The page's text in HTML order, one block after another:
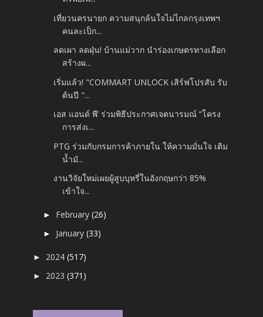
เที่ยวนครนายก ความสนุกล้นใจไม่ไกลกรุงเทพฯ
คนละเป็ก...
ลดเผา ลดฝุ่น! บ้านแม่วาก นำร่องเกษตรทางเลือก
สร้างผ...
เริ่มแล้ว! "COMMART UNLOCK เสิร์ฟโปรสับ รับ
ต้นปี "...
เอส แอนด์ พี’ ร่วมพิธีประกาศเจตนารมณ์ “โครง
การส่งเ...
PTG ร่วมกับกรมการค้าภายใน ให้ความมั่นใจ เติม
น้ำมั...
งานวิจัยใหม่เผยผู้สูบบุหรี่ในอังกฤษกว่า 85%
เข้าใจ...
► February(26)
► January(33)
► 2024(517)
► 2023(371)